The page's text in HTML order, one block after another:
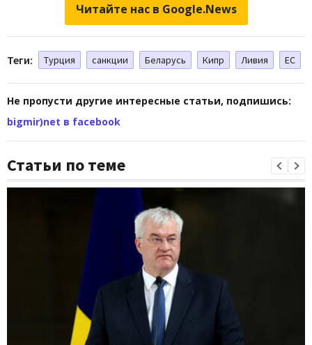
Читайте нас в Google.News
Теги: Турция санкции Беларусь Кипр Ливия ЕС
Не пропусти другие интересные статьи, подпишись:
bigmir)net в facebook
Статьи по теме